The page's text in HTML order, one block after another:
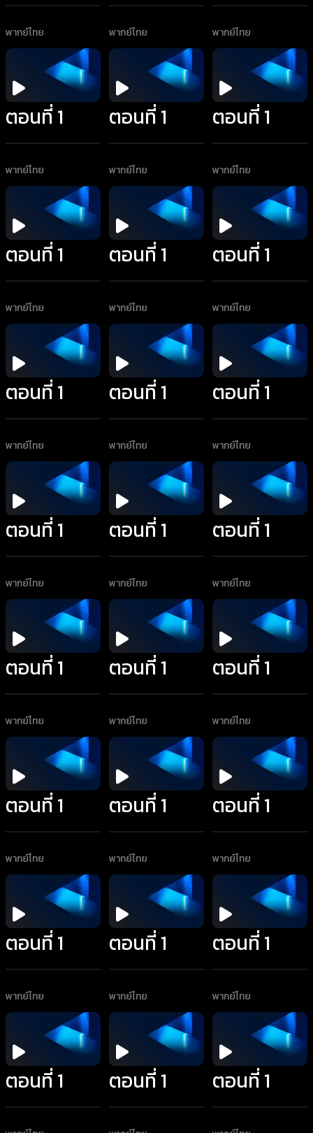
พากย์ไทย พากย์ไทย พากย์ไทย
ตอนที่ 1
พากย์ไทย
ตอนที่ 1
พากย์ไทย
ตอนที่ 1
พากย์ไทย
ตอนที่ 1
พากย์ไทย
ตอนที่ 1
พากย์ไทย
ตอนที่ 1
พากย์ไทย
ตอนที่ 1
พากย์ไทย
ตอนที่ 1
พากย์ไทย
ตอนที่ 1
พากย์ไทย
ตอนที่ 1
พากย์ไทย
ตอนที่ 1
พากย์ไทย
ตอนที่ 1
พากย์ไทย
ตอนที่ 1
พากย์ไทย
ตอนที่ 1
พากย์ไทย
ตอนที่ 1
พากย์ไทย
ตอนที่ 1
พากย์ไทย
ตอนที่ 1
พากย์ไทย
ตอนที่ 1
พากย์ไทย
ตอนที่ 1
พากย์ไทย
ตอนที่ 1
พากย์ไทย
ตอนที่ 1
พากย์ไทย
ตอนที่ 1 ตอนที่ 1 ตอนที่ 1